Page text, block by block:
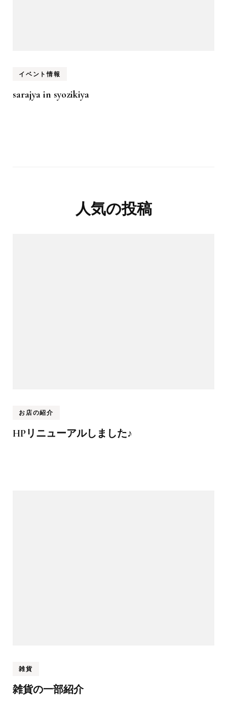
イベント情報
sarajya in syozikiya
人気の投稿
お店の紹介
HPリニューアルしました♪
雑貨
雑貨の一部紹介